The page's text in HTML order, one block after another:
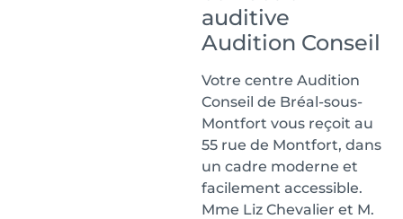
auditive
Audition Conseil
Votre centre Audition
Conseil de Bréal-sous-
Montfort vous reçoit au
55 rue de Montfort, dans
un cadre moderne et
facilement accessible.
Mme Liz Chevalier et M.